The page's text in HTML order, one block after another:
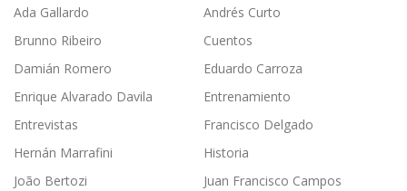
Ada Gallardo
Andrés Curto
Brunno Ribeiro
Cuentos
Damián Romero
Eduardo Carroza
Enrique Alvarado Davila
Entrenamiento
Entrevistas
Francisco Delgado
Hernán Marrafini
Historia
João Bertozi
Juan Francisco Campos